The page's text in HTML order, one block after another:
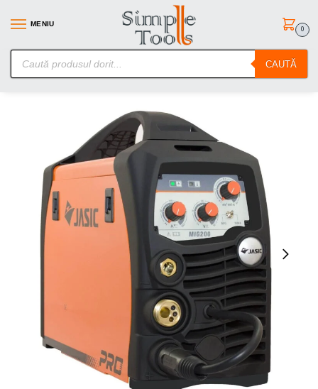
MENIU
CAUTĂ
0
SimpleTools.ro – Gasesti orice – Comanzi simplu
Prima pagină
Aparate de sudura Aparate de Sudura tip MIG-MAG